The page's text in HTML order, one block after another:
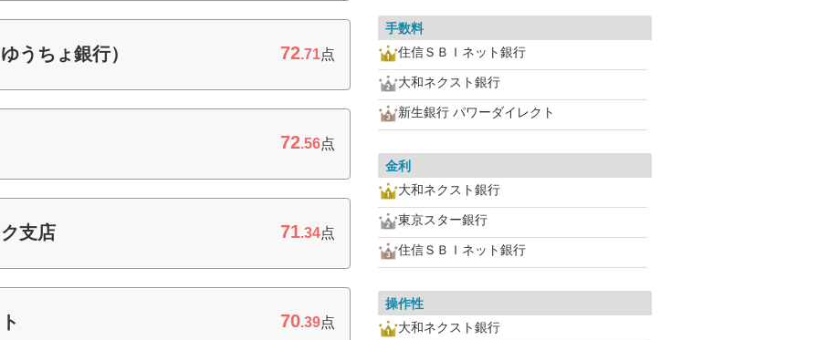
うちょ銀行） 72.71点
72.56点
支店 71.34点
70.39点
手数料
住信ＳＢＩネット銀行
大和ネクスト銀行
新生銀行 パワーダイレクト
金利
大和ネクスト銀行
東京スター銀行
住信ＳＢＩネット銀行
操作性
大和ネクスト銀行